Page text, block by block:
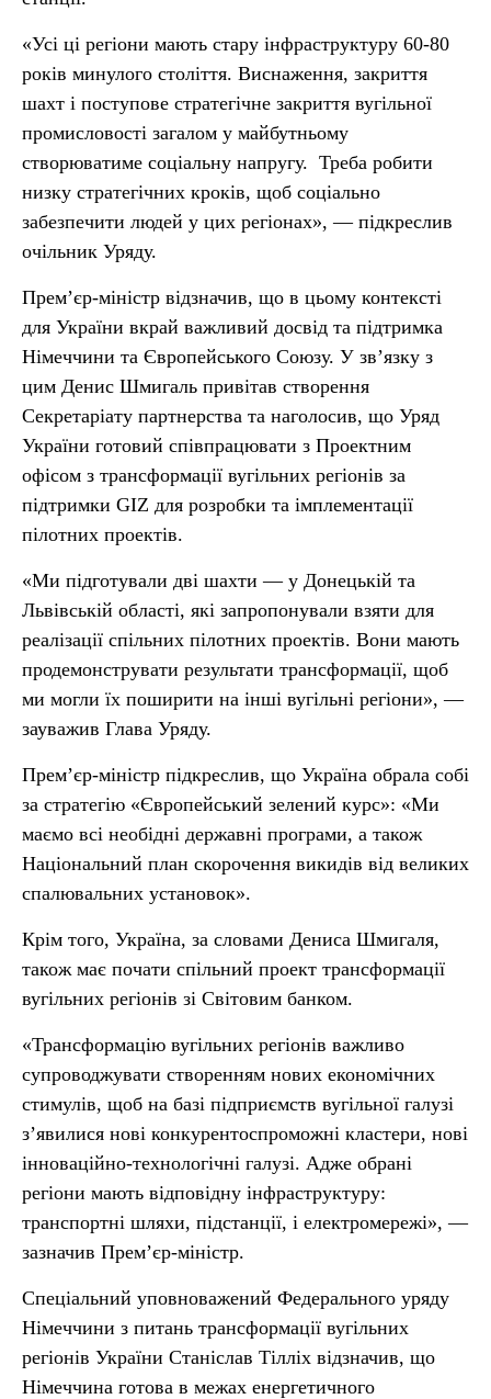
«Усі ці регіони мають стару інфраструктуру 60-80
років минулого століття. Виснаження, закриття
шахт і поступове стратегічне закриття вугільної
промисловості загалом у майбутньому
створюватиме соціальну напругу. Треба робити
низку стратегічних кроків, щоб соціально
забезпечити людей у цих регіонах», — підкреслив
очільник Уряду.
Прем’єр-міністр відзначив, що в цьому контексті
для України вкрай важливий досвід та підтримка
Німеччини та Європейського Союзу. У зв’язку з
цим Денис Шмигаль привітав створення
Секретаріату партнерства та наголосив, що Уряд
України готовий співпрацювати з Проектним
офісом з трансформації вугільних регіонів за
підтримки GIZ для розробки та імплементації
пілотних проектів.
«Ми підготували дві шахти — у Донецькій та
Львівській області, які запропонували взяти для
реалізації спільних пілотних проектів. Вони мають
продемонструвати результати трансформації, щоб
ми могли їх поширити на інші вугільні регіони», —
зауважив Глава Уряду.
Прем’єр-міністр підкреслив, що Україна обрала собі
за стратегію «Європейський зелений курс»: «Ми
маємо всі необідні державні програми, а також
Національний план скорочення викидів від великих
спалювальних установок».
Крім того, Україна, за словами Дениса Шмигаля,
також має почати спільний проект трансформації
вугільних регіонів зі Світовим банком.
«Трансформацію вугільних регіонів важливо
супроводжувати створенням нових економічних
стимулів, щоб на базі підприємств вугільної галузі
з’явилися нові конкурентоспроможні кластери, нові
інноваційно-технологічні галузі. Адже обрані
регіони мають відповідну інфраструктуру:
транспортні шляхи, підстанції, і електромережі», —
зазначив Прем’єр-міністр.
Спеціальний уповноважений Федерального уряду
Німеччини з питань трансформації вугільних
регіонів України Станіслав Тілліх відзначив, що
Німеччина готова в межах енергетичного